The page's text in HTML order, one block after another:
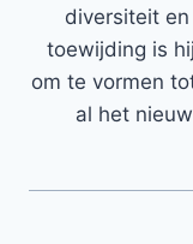
diversiteit
toewijding is
om te vormen
al het